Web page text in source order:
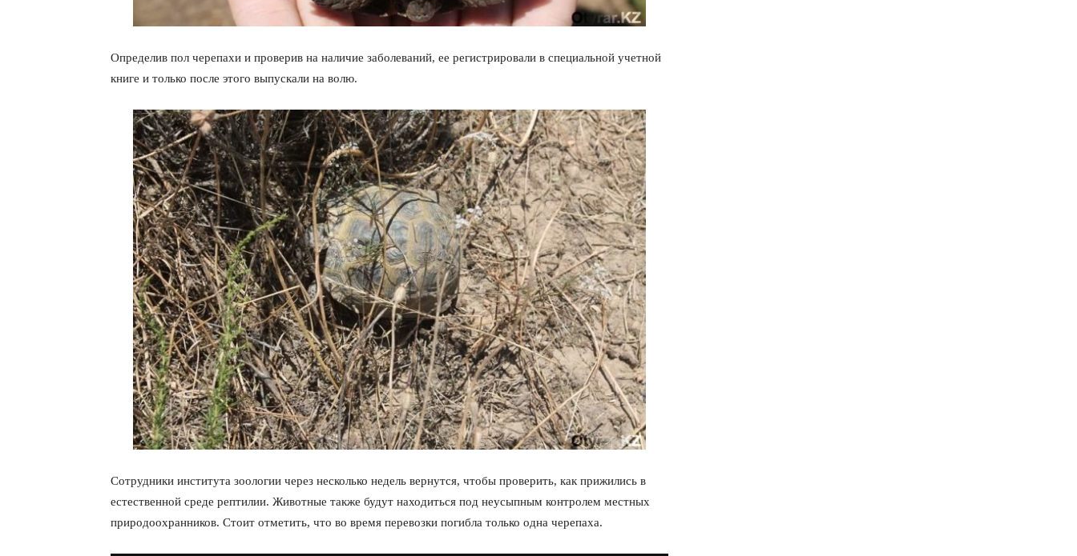
Определив пол черепахи и проверив на наличие заболеваний, ее регистрировали в специальной учетной
книге и только после этого выпускали на волю.
Сотрудники института зоологии через несколько недель вернутся, чтобы проверить, как прижились в
естественной среде рептилии. Животные также будут находиться под неусыпным контролем местных
природоохранников. Стоит отметить, что во время перевозки погибла только одна черепаха.